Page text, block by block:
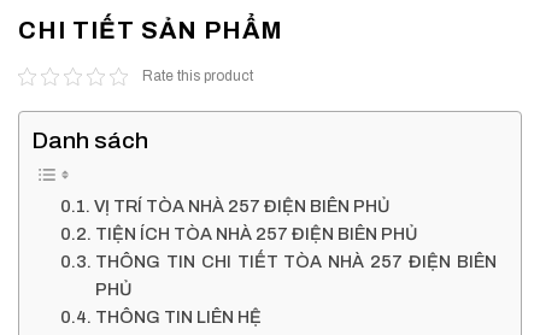
CHI TIẾT SẢN PHẨM
Rate this product
Danh sách
VỊ TRÍ TÒA NHÀ 257 ĐIỆN BIÊN PHỦ
TIỆN ÍCH TÒA NHÀ 257 ĐIỆN BIÊN PHỦ
THÔNG TIN CHI TIẾT TÒA NHÀ 257 ĐIỆN BIÊN
PHỦ
THÔNG TIN LIÊN HỆ